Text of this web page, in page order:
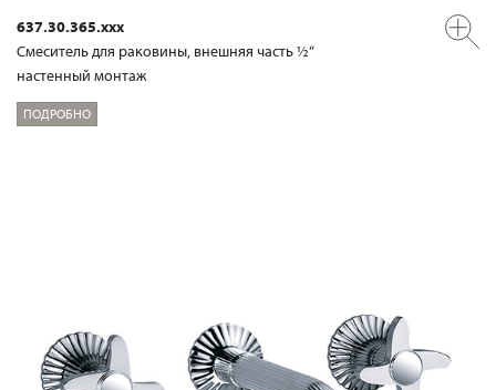
637.30.365.xxx
Смеситель для раковины, внешняя часть ½“
настенный монтаж
ПОДРОБНО